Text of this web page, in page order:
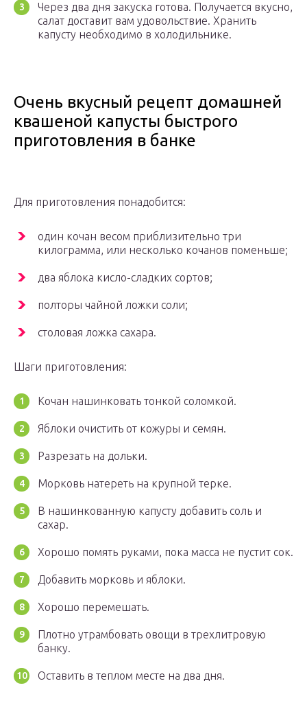
Через два дня закуска готова. Получается вкусно,
салат доставит вам удовольствие. Хранить
капусту необходимо в холодильнике.
Очень вкусный рецепт домашней
квашеной капусты быстрого
приготовления в банке
Для приготовления понадобится:
один кочан весом приблизительно три
килограмма, или несколько кочанов поменьше;
два яблока кисло-сладких сортов;
полторы чайной ложки соли;
столовая ложка сахара.
Шаги приготовления:
Кочан нашинковать тонкой соломкой.
Яблоки очистить от кожуры и семян.
Разрезать на дольки.
Морковь натереть на крупной терке.
В нашинкованную капусту добавить соль и
сахар.
Хорошо помять руками, пока масса не пустит сок.
Добавить морковь и яблоки.
Хорошо перемешать.
Плотно утрамбовать овощи в трехлитровую
банку.
Оставить в теплом месте на два дня.